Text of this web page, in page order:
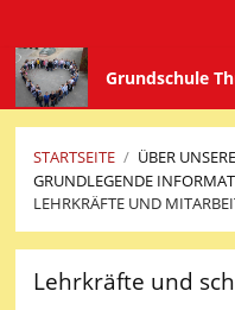
Grundschule
STARTSEITE / ÜBER
GRUNDLEGENDE
LEHRKRÄFTE UND
Lehrkräfte
und
Lehrkräfte und